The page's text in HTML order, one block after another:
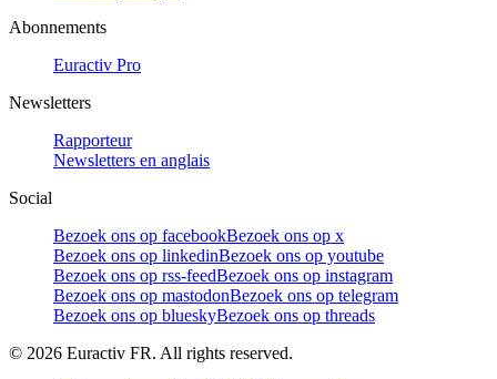
Abonnements
Euractiv Pro
Newsletters
Rapporteur
Newsletters en anglais
Social
Bezoek ons op facebookBezoek ons op x
Bezoek ons op linkedinBezoek ons op youtube
Bezoek ons op rss-feedBezoek ons op instagram
Bezoek ons op mastodonBezoek ons op telegram
Bezoek ons op blueskyBezoek ons op threads
© 2026 Euractiv FR. All rights reserved.